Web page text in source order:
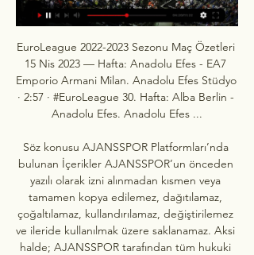
EuroLeague 2022-2023 Sezonu Maç Özetleri
15 Nis 2023 — Hafta: Anadolu Efes - EA7
Emporio Armani Milan. Anadolu Efes Stüdyo
· 2:57 · #EuroLeague 30. Hafta: Alba Berlin -
Anadolu Efes. Anadolu Efes ...
Söz konusu AJANSSPOR Platformları’nda
bulunan İçerikler AJANSSPOR’un önceden
yazılı olarak izni alınmadan kısmen veya
tamamen kopya edilemez, dağıtılamaz,
çoğaltılamaz, kullandırılamaz, değiştirilemez
ve ileride kullanılmak üzere saklanamaz. Aksi
halde; AJANSSPOR tarafından tüm hukuki